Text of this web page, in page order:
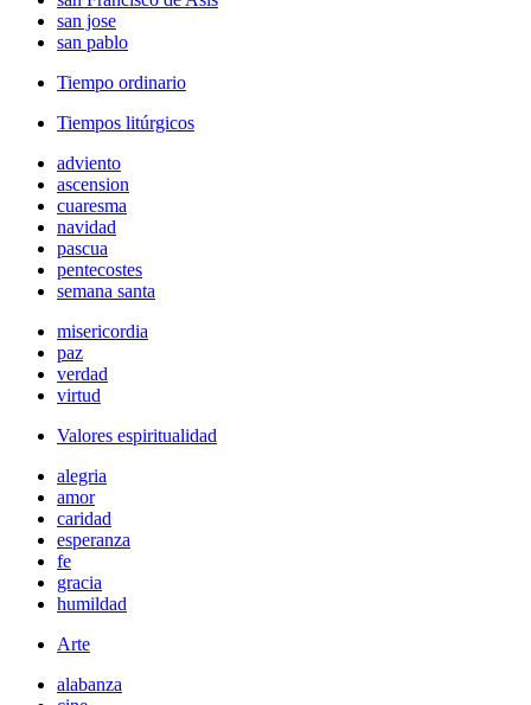
san jose
san pablo
Tiempo ordinario
Tiempos litúrgicos
adviento
ascension
cuaresma
navidad
pascua
pentecostes
semana santa
misericordia
paz
verdad
virtud
Valores espiritualidad
alegria
amor
caridad
esperanza
fe
gracia
humildad
Arte
alabanza